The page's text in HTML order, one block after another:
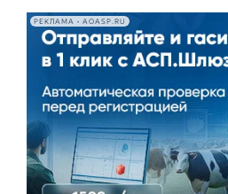
РЕКЛАМА • AOASP.RU